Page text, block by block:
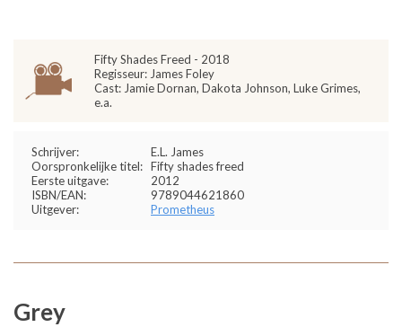
Fifty Shades Freed - 2018
Regisseur: James Foley
Cast: Jamie Dornan, Dakota Johnson, Luke Grimes,
e.a.
Schrijver:
E.L. James
Oorspronkelijke titel: Fifty shades freed
Eerste uitgave:
2012
ISBN/EAN:
9789044621860
Uitgever:
Prometheus
Grey